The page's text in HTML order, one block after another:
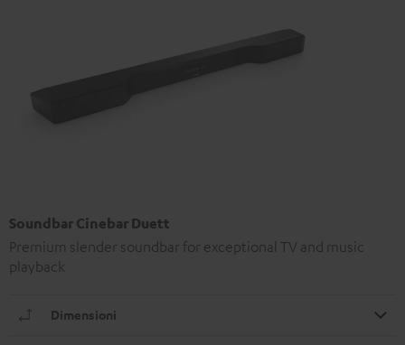
Soundbar Cinebar Duett
Premium slender soundbar for exceptional TV and music
playback
Dimensioni